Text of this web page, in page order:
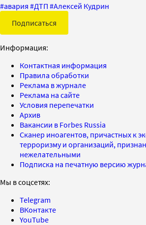
#авария #ДТП #Алексей Кудрин
Подписаться
Информация:
Контактная информация
Правила обработки
Реклама в журнале
Реклама на сайте
Условия перепечатки
Архив
Вакансии в Forbes Russia
Сканер иноагентов, причастных к
терроризму и организаций,
нежелательными
Подписка на печатную версию
Мы в соцсетях:
Telegram
ВКонтакте
YouTube